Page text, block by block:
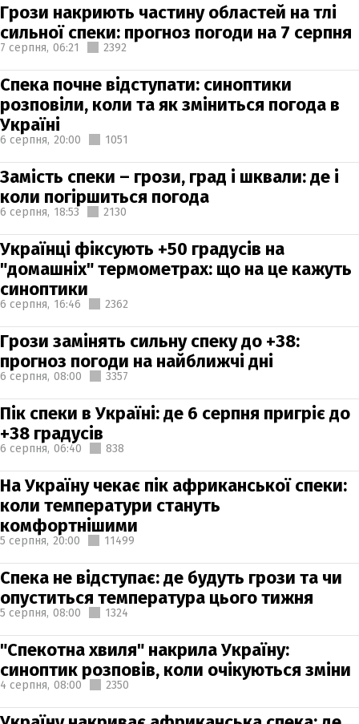
Грози накриють частину областей на тлі
сильної спеки: прогноз погоди на 7 серпня
7 серпня, 06:21 2392
Спека почне відступати: синоптики
розповіли, коли та як зміниться погода в
Україні
6 серпня, 20:00 1051
Замість спеки – грози, град і шквали: де і
коли погіршиться погода
6 серпня, 18:53 2130
Українці фіксують +50 градусів на
"домашніх" термометрах: що на це кажуть
синоптики
6 серпня, 16:46 2362
Грози замінять сильну спеку до +38:
прогноз погоди на найближчі дні
6 серпня, 08:00 3357
Пік спеки в Україні: де 6 серпня пригріє до
+38 градусів
6 серпня, 06:40 838
На Україну чекає пік африканської спеки:
коли температури стануть
комфортнішими
5 серпня, 20:00 11499
Спека не відступає: де будуть грози та чи
опуститься температура цього тижня
5 серпня, 08:00 1324
"Спекотна хвиля" накрила Україну:
синоптик розповів, коли очікуються зміни
4 серпня, 08:00 2350